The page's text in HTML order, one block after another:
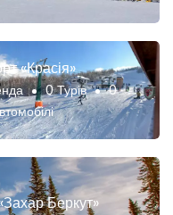
«Красія»
0 Турів
0
Беркут»